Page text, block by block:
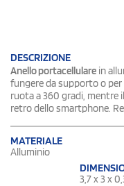
DESCRIZIONE
Anello portacellulare in
fungere da supporto o
ruota a 360 gradi, mentre
retro dello smartphone.
MATERIALE
Alluminio
3,7 x 3 x